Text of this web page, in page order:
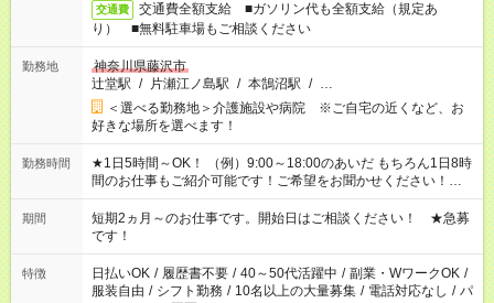
交通費
交通費全額支給 ■ガソリン代も全額支給（規定あ
り） ■無料駐車場もご相談ください
勤務地
神奈川県藤沢市
辻堂駅 / 片瀬江ノ島駅 / 本鵠沼駅 / …
＜選べる勤務地＞介護施設や病院 ※ご自宅の近くなど、お
好きな場所を選べます！
勤務時間
★1日5時間～OK！ （例）9:00～18:00のあいだ もちろん1日8時
間のお仕事もご紹介可能です！ご希望をお聞かせください！★家
庭の都合でお休みが必要な場合も遠慮なくご相談ください。 ※
週最低15時間以上の勤務が必要です
期間
短期2ヵ月～のお仕事です。開始日はご相談ください！ ★急募
です！
特徴 日払いOK / 履歴書不要 / 40～50代活躍中 / 副業・WワークOK /
服装自由 / シフト勤務 / 10名以上の大量募集 / 電話対応なし / パ